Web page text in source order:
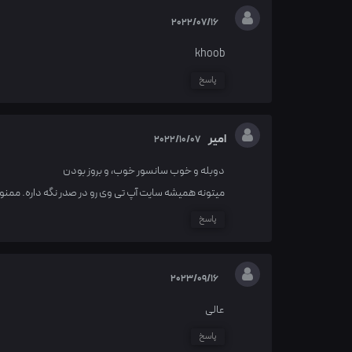
2022/07/16
khoob
پاسخ
امیر 2022/10/07
دوبله و خوب سانسور خوب، و بروز بودن
میتونه همیشه سایت آپ تی وی رو در صدر نگه داره.
پاسخ
2023/09/16
عالی
پاسخ